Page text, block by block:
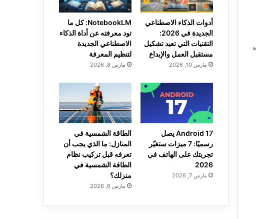
أدوات الذكاء الاصطناعي
الجديدة في 2026:
التقنيات التي تعيد تشكيل
مستقبل العمل والإبداع
مارس 10, 2026
NotebookLM: كل ما
تود معرفته عن أداة الذكاء
الاصطناعي الجديدة
لتنظيم المعرفة
مارس 8, 2026
Android 17 يصل
رسميًا: 7 ميزات ستغيّر
تجربتك على الهاتف في
2026
مارس 7, 2026
الطاقة الشمسية في
المنازل: ما الذي يجب أن
تعرفه قبل تركيب نظام
الطاقة الشمسية في
منزلك؟
مارس 6, 2026